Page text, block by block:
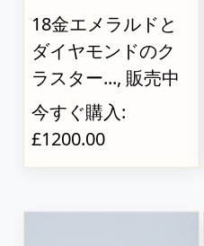
18金エメラルドと
ダイヤモンドのク
ラスター..., 販売中
今すぐ購入:
£1200.00